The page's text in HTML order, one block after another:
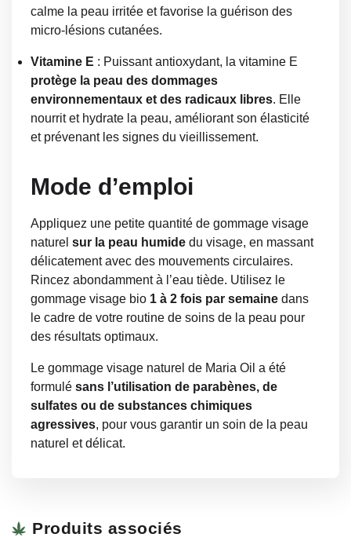
calme la peau irritée et favorise la guérison des
micro-lésions cutanées.
Vitamine E : Puissant antioxydant, la vitamine E
protège la peau des dommages
environnementaux et des radicaux libres. Elle
nourrit et hydrate la peau, améliorant son élasticité
et prévenant les signes du vieillissement.
Mode d’emploi
Appliquez une petite quantité de gommage visage
naturel sur la peau humide du visage, en massant
délicatement avec des mouvements circulaires.
Rincez abondamment à l’eau tiède. Utilisez le
gommage visage bio 1 à 2 fois par semaine dans
le cadre de votre routine de soins de la peau pour
des résultats optimaux.
Le gommage visage naturel de Maria Oil a été
formulé sans l’utilisation de parabènes, de
sulfates ou de substances chimiques
agressives, pour vous garantir un soin de la peau
naturel et délicat.
Produits associés